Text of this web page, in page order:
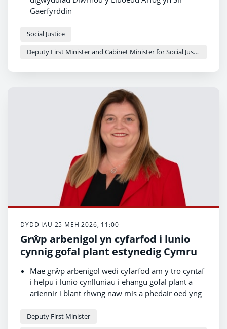
Gaerfyrddin
£20,000
datganoledig ar gyfer cymuned y Lluoedd Arfog
Social Justice
Deputy First Minister and Cabinet Minister for Social Justice and Equality - Sioned Williams
DYDD IAU 25 MEH 2026, 11:00
Grŵp arbenigol yn cyfarfod i lunio
cynnig gofal plant estynedig Cymru
Mae grŵp arbenigol wedi cyfarfod am y tro cyntaf
i helpu i lunio cynlluniau i ehangu gofal plant a
ariennir i blant rhwng naw mis a phedair oed yng
Bydd y grŵp yn canolbwyntio ar gynllunio’r
Deputy First Minister